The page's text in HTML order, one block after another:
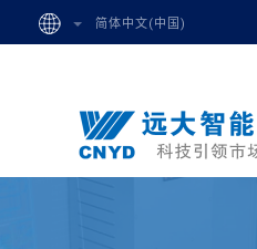
简体中文(中国)